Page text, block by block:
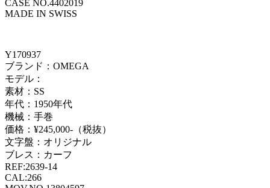
CASE NO.4402019
MADE IN SWISS
Y170937
ブランド：OMEGA
モデル：
素材：SS
年代：1950年代
機械：手巻
価格：¥245,000-（税抜）
文字盤：オリジナル
ブレス：カーフ
REF:2639-14
CAL:266